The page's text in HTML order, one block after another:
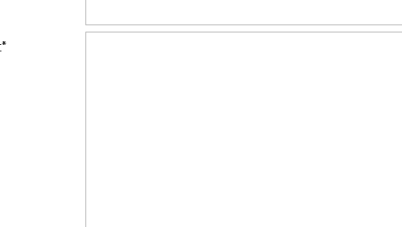
*